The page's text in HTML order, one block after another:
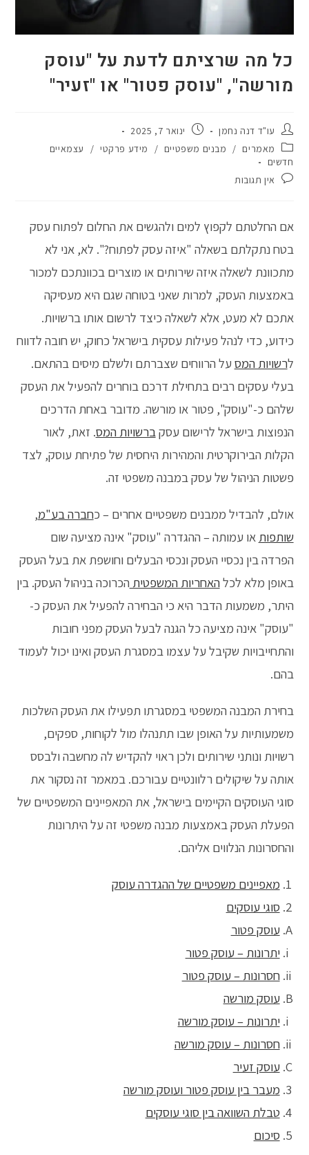
הוסף קו תחתון לקישורים
לאפס את כל האפשרויות
cached
כל מה שרציתם לדעת על "עוסק
מורשה", "עוסק פטור" או "זעיר"
מחבר:עו"ד דנה נחמן פורסם:ינואר 7, 2025
קטגוריה:מאמרים / מבנים משפטיים / מידע פרקטי /
עצמאיים
חדשים
תגובות:אין תגובות
אם החלטתם לקפוץ למים ולהגשים את החלום לפתוח עסק
בטח נתקלתם בשאלה "איזה עסק לפתוח?". לא, אני לא
מתכוונת לשאלה איזה שירותים או מוצרים בכוונתכם למכור
באמצעות העסק, למרות שאני בטוחה שגם היא מעסיקה
אתכם לא מעט, אלא לשאלה כיצד לרשום אותו ברשויות.
כידוע, כדי לנהל פעילות עסקית בישראל כחוק, יש חובה לדווח
לרשויות המס על הרווחים שצברתם ולשלם מיסים בהתאם.
בעלי עסקים רבים בתחילת דרכם בוחרים להפעיל את העסק
שלהם כ-"עוסק", פטור או מורשה. מדובר באחת הדרכים
הנפוצות בישראל לרישום עסקברשויות המס. זאת, לאור
הקלות הבירוקרטית והמהירות היחסית של פתיחת עוסק, לצד
פשטות הניהול של עסק במבנה משפטי זה.
אולם, להבדיל ממבנים משפטיים אחרים – כחברה בע"מ,
שותפותאו עמותה – ההגדרה "עוסק" אינה מציעה שום
הפרדה בין נכסיי העסק ונכסי הבעלים וחושפת את בעל העסק
באופן מלא לכלהאחריות המשפטית הכרוכה בניהול העסק. בין
היתר, משמעות הדבר היא כי הבחירה להפעיל את העסק כ-
"עוסק" אינה מציעה כל הגנה לבעל העסק מפני חובות
והתחייבויות שקיבל על עצמו במסגרת העסק ואינו יכול לעמוד
בהם.
בחירת המבנה המשפטי במסגרתו תפעילו את העסק השלכות
משמעותיות על האופן שבו תתנהלו מול לקוחות, ספקים,
רשויות ונותני שירותים ולכן ראוי להקדיש לה מחשבה ולבסס
אותה על שיקולים רלוונטיים עבורכם. במאמר זה נסקור את
סוגי העוסקים הקיימים בישראל, את המאפיינים המשפטיים של
הפעלת העסק באמצעות מבנה משפטי זה על היתרונות
והחסרונות הנלווים אליהם.
מאפיינים משפטיים של ההגדרה עוסק
סוגי עוסקים
עוסק פטור
יתרונות – עוסק פטור
חסרונות – עוסק פטור
עוסק מורשה
יתרונות – עוסק מורשה
חסרונות – עוסק מורשה
עוסק זעיר
מעבר בין עוסק פטור ועוסק מורשה
טבלת השוואה בין סוגי עוסקים
סיכום